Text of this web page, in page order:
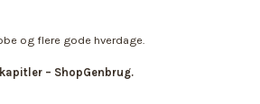
og flere gode hverdage.
– ShopGenbrug.